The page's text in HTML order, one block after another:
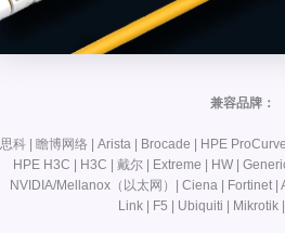
兼容品牌：
思科 | 瞻博网络 | Arista | Brocade | HPE
HPE H3C | H3C | 戴尔 | Extreme | HW |
NVIDIA/Mellanox（以太网）| Ciena | Fortinet |
Link | F5 | Ubiquiti |